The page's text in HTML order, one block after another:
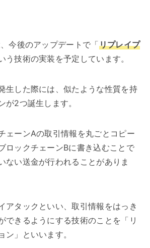
今後のアップデートで「リプレイプ
う技術の実装を予定しています。
生した際には、似たような性質を持
が2つ誕生します。
ェーンAの取引情報を丸ごとコピー
ロックチェーンBに書き込むことで
ない送金が行われることがありま
アタックといい、取引情報をはっき
できるようにする技術のことを「リ
ン」といいます。